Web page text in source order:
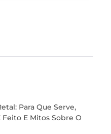
Para Que Serve,
Feito E Mitos Sobre O